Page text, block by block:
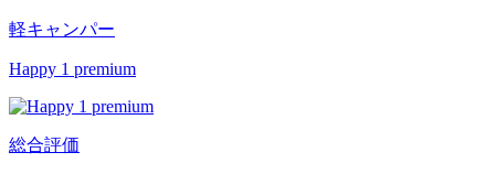
軽キャンパー
Happy 1 premium
総合評価